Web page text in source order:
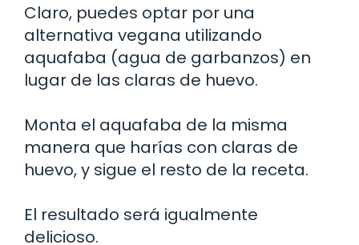
Claro, puedes optar por una
alternativa vegana utilizando
aquafaba (agua de garbanzos) en
lugar de las claras de huevo.
Monta el aquafaba de la misma
manera que harías con claras de
huevo, y sigue el resto de la receta.
El resultado será igualmente
delicioso.